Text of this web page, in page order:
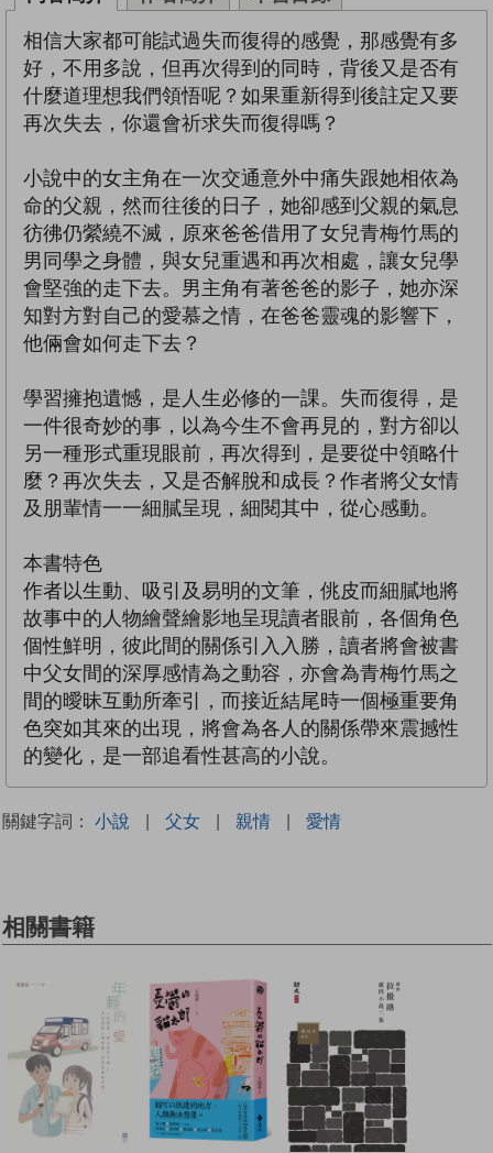
相信大家都可能試過失而復得的感覺，那感覺有多
好，不用多說，但再次得到的同時，背後又是否有
什麼道理想我們領悟呢？如果重新得到後註定又要
再次失去，你還會祈求失而復得嗎？
小說中的女主角在一次交通意外中痛失跟她相依為
命的父親，然而往後的日子，她卻感到父親的氣息
彷彿仍縈繞不滅，原來爸爸借用了女兒青梅竹馬的
男同學之身體，與女兒重遇和再次相處，讓女兒學
會堅強的走下去。男主角有著爸爸的影子，她亦深
知對方對自己的愛慕之情，在爸爸靈魂的影響下，
他倆會如何走下去？
學習擁抱遺憾，是人生必修的一課。失而復得，是
一件很奇妙的事，以為今生不會再見的，對方卻以
另一種形式重現眼前，再次得到，是要從中領略什
麼？再次失去，又是否解脫和成長？作者將父女情
及朋輩情一一細膩呈現，細閱其中，從心感動。
本書特色
作者以生動、吸引及易明的文筆，佻皮而細膩地將
故事中的人物繪聲繪影地呈現讀者眼前，各個角色
個性鮮明，彼此間的關係引入入勝，讀者將會被書
中父女間的深厚感情為之動容，亦會為青梅竹馬之
間的曖昧互動所牽引，而接近結尾時一個極重要角
色突如其來的出現，將會為各人的關係帶來震撼性
的變化，是一部追看性甚高的小說。
關鍵字詞： 小說 | 父女 | 親情 | 愛情
相關書籍